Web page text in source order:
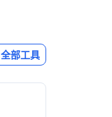
全部工具